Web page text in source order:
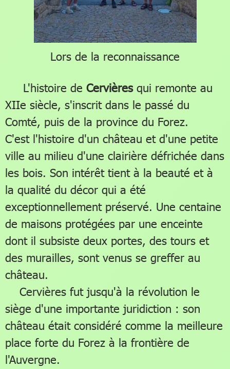
Lors de la reconnaissance
L'histoire de Cervières qui remonte au
XIIe siècle, s'inscrit dans le passé du
Comté, puis de la province du Forez.
C'est l'histoire d'un château et d'une petite
ville au milieu d'une clairière défrichée dans
les bois. Son intérêt tient à la beauté et à
la qualité du décor qui a été
exceptionnellement préservé. Une centaine
de maisons protégées par une enceinte
dont il subsiste deux portes, des tours et
des murailles, sont venus se greffer au
château.
Cervières fut jusqu'à la révolution le
siège d'une importante juridiction : son
château était considéré comme la meilleure
place forte du Forez à la frontière de
l'Auvergne.